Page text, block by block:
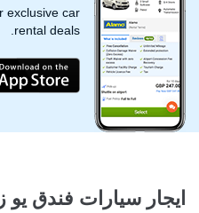
exclusive car
rental deals.
ايجار سيارات فندق يو